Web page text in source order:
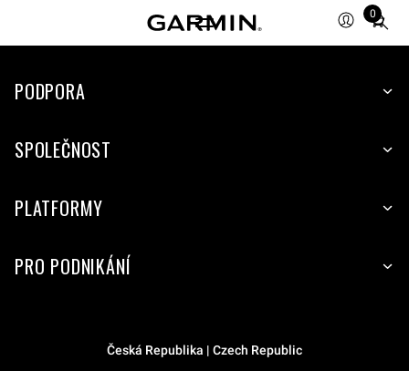
0
Total
items
cart:
PODPORA
SPOLEČNOST
PLATFORMY
PRO PODNIKÁNÍ
Česká Republika | Czech Republic